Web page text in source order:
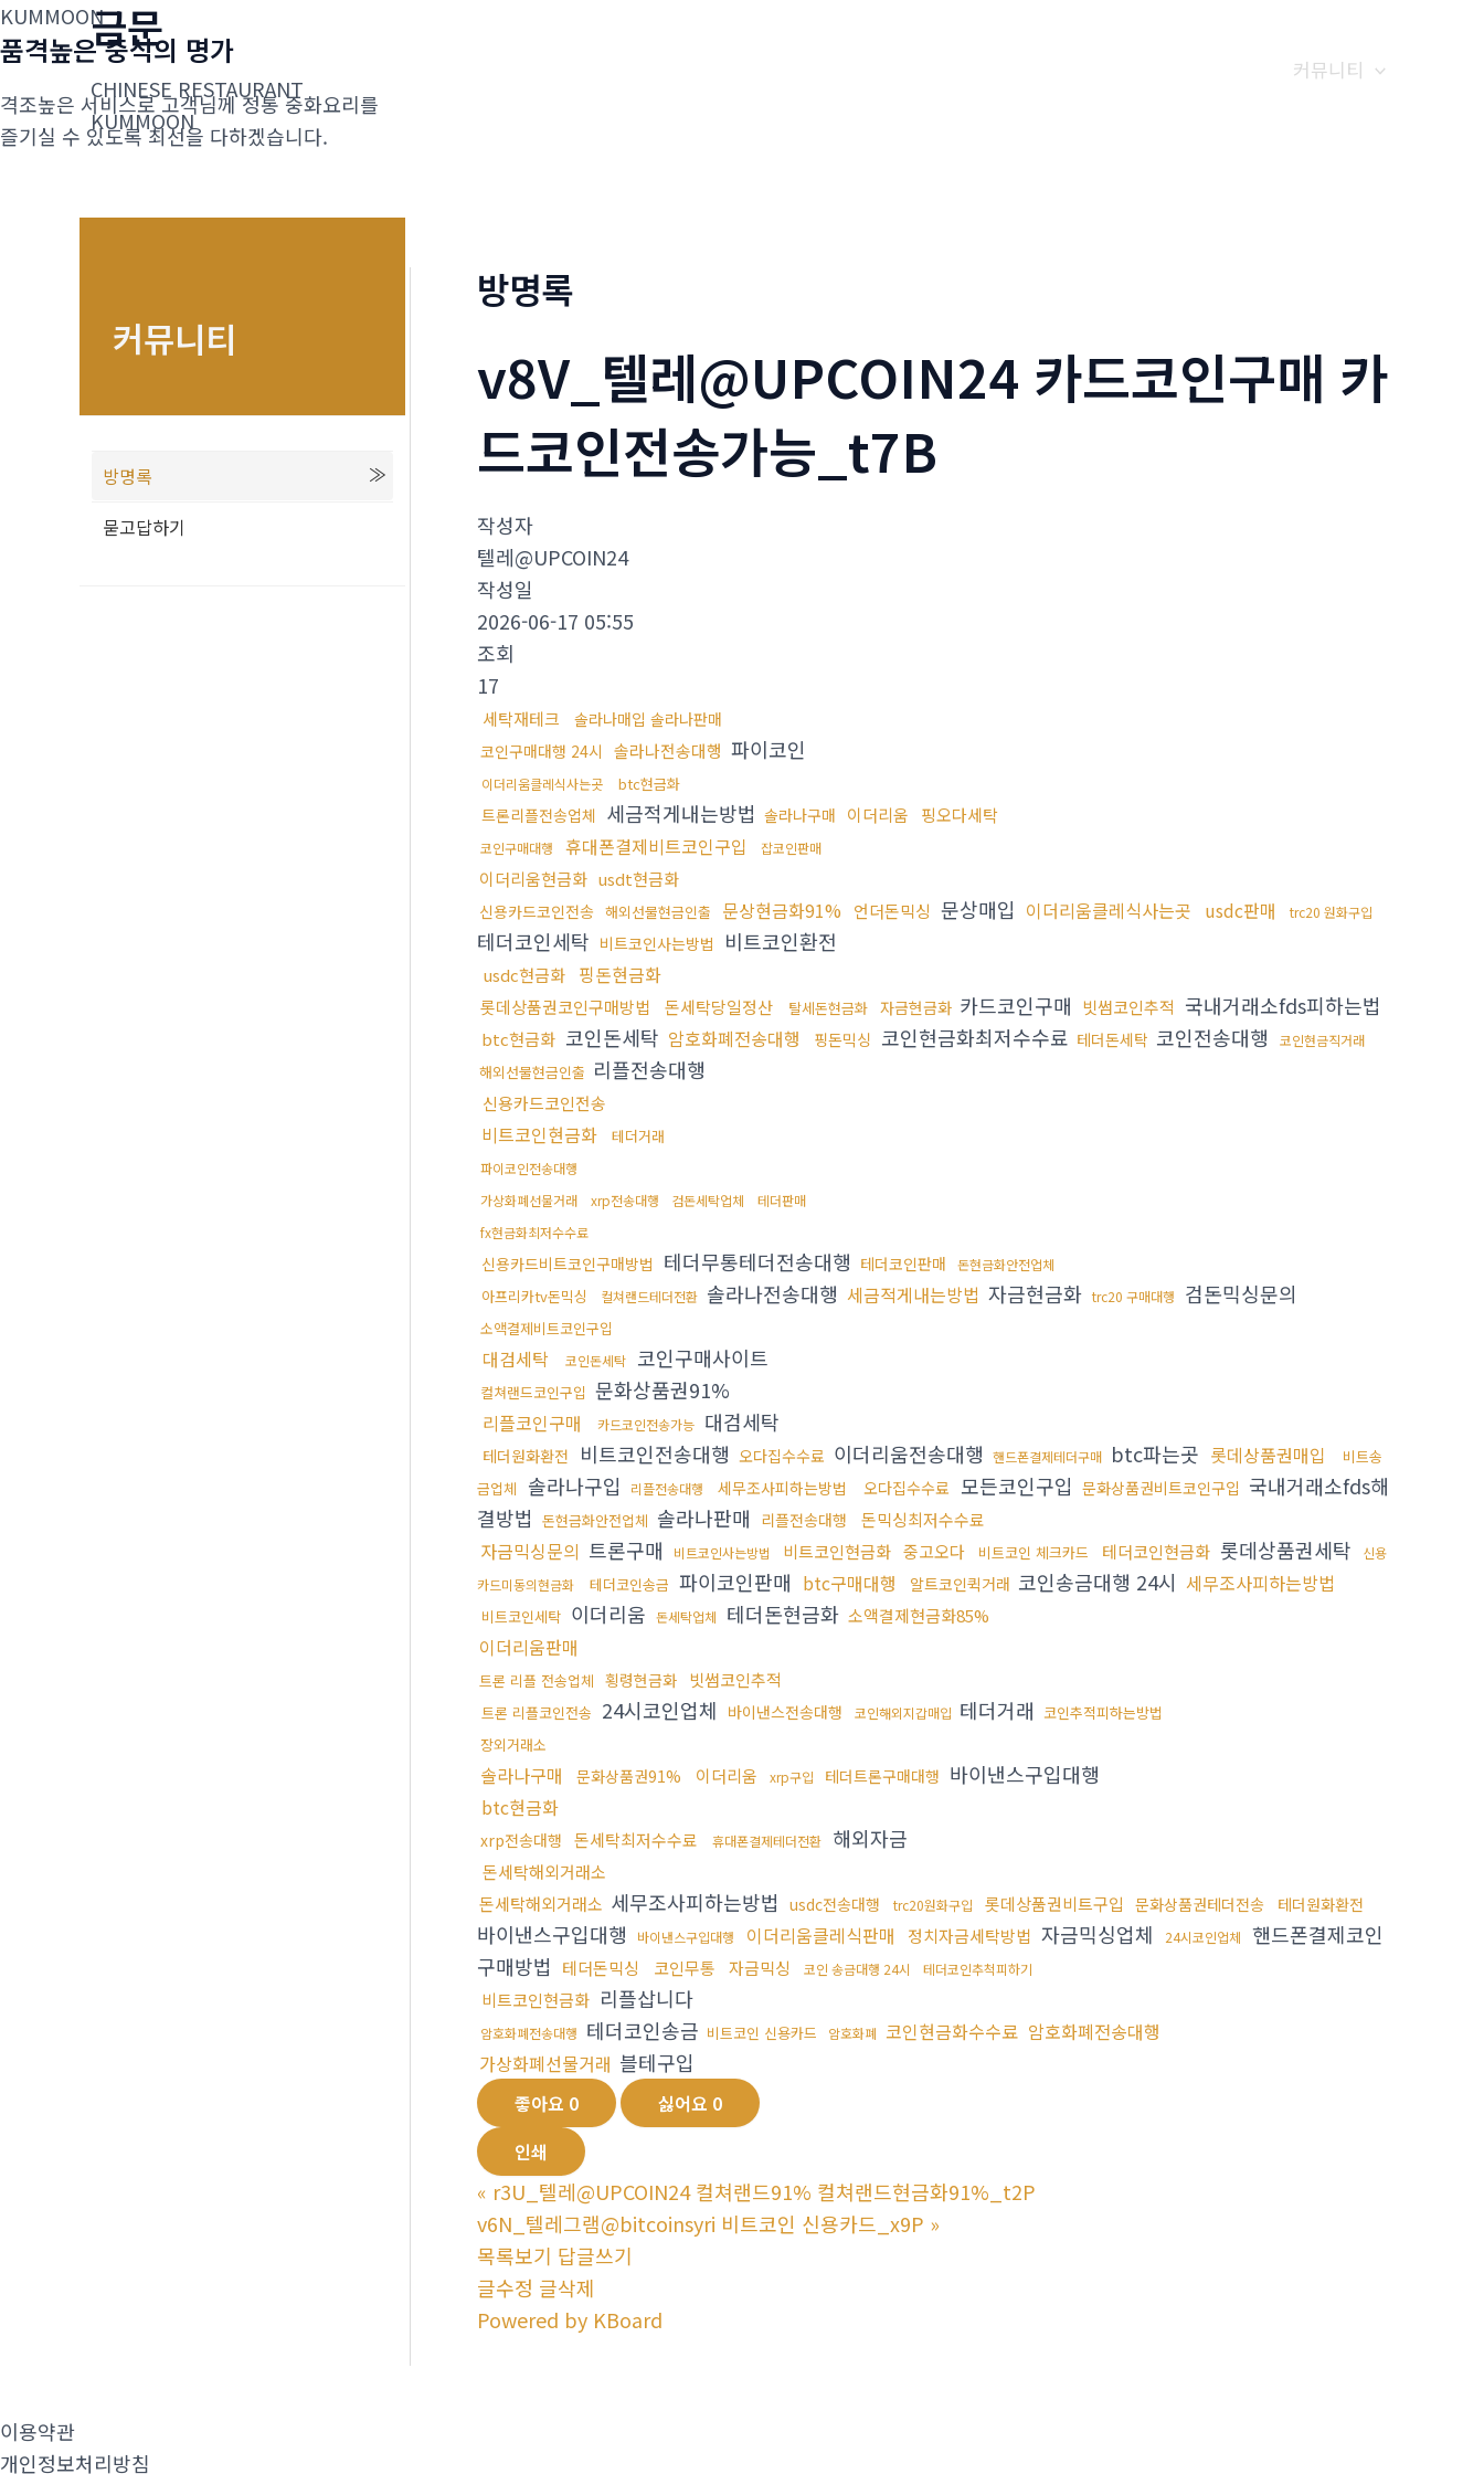
콘
텐
로
건
금문
CHINESE RESTAURANT
KUMMOON
커뮤니티
KUMMOON
품격높은 중식의 명가
격조높은 서비스로 고객님께 정통 중화요리를
즐기실 수 있도록 최선을 다하겠습니다.
커뮤니티
방명록
묻고답하기
방명록
v8V_텔레@UPCOIN24 카드코인구매 카
드코인전송가능_t7B
작성자
텔레@UPCOIN24
작성일
2026-06-17 05:55
조회
17
세탁재테크
솔라나매입 솔라나판매
코인구매대행 24시 솔라나전송대행 파이코인
이더리움클레식사는곳 btc현금화
트론리플전송업체 세금적게내는방법 솔라나구매 이더리움 핑오다세탁
코인구매대행 휴대폰결제비트코인구입 잡코인판매
이더리움현금화 usdt현금화
신용카드코인전송 해외선물현금인출 문상현금화91% 언더돈믹싱 문상매입 이더리움클레식사는곳 usdc판매 trc20 원화구입
테더코인세탁 비트코인사는방법 비트코인환전
usdc현금화 핑돈현금화
롯데상품권코인구매방법 돈세탁당일정산 탈세돈현금화 자금현금화 카드코인구매 빗썸코인추적 국내거래소fds피하는법
btc현금화 코인돈세탁 암호화폐전송대행 핑돈믹싱 코인현금화최저수수료 테더돈세탁 코인전송대행 코인현금직거래
해외선물현금인출 리플전송대행
신용카드코인전송
비트코인현금화 테더거래
파이코인전송대행
가상화폐선물거래
xrp전송대행 검돈세탁업체
테더판매
fx현금화최저수수료
신용카드비트코인구매방법 테더무통테더전송대행 테더코인판매 돈현금화안전업체
아프리카tv돈믹싱 컬쳐랜드테더전환 솔라나전송대행 세금적게내는방법 자금현금화 trc20 구매대행 검돈믹싱문의
소액결제비트코인구입
대검세탁 코인돈세탁 코인구매사이트
컬쳐랜드코인구입 문화상품권91%
리플코인구매 카드코인전송가능 대검세탁
테더원화환전 비트코인전송대행 오다집수수료 이더리움전송대행 핸드폰결제테더구매 btc파는곳 롯데상품권매입
비트송
금업체
솔라나구입 리플전송대행 세무조사피하는방법 오다집수수료 모든코인구입 문화상품권비트코인구입 국내거래소fds해
결방법 돈현금화안전업체 솔라나판매 리플전송대행 돈믹싱최저수수료
자금믹싱문의 트론구매 비트코인사는방법 비트코인현금화 중고오다 비트코인 체크카드 테더코인현금화 롯데상품권세탁
신용
카드미동의현금화
테더코인송금 파이코인판매 btc구매대행 알트코인퀵거래 코인송금대행 24시 세무조사피하는방법
비트코인세탁 이더리움 돈세탁업체 테더돈현금화 소액결제현금화85%
이더리움판매
트론 리플 전송업체 횡령현금화 빗썸코인추적
트론 리플코인전송 24시코인업체 바이낸스전송대행 코인해외지갑매입 테더거래 코인추적피하는방법
장외거래소
솔라나구매 문화상품권91% 이더리움 xrp구입 테더트론구매대행 바이낸스구입대행
btc현금화
xrp전송대행 돈세탁최저수수료 휴대폰결제테더전환 해외자금
돈세탁해외거래소
돈세탁해외거래소 세무조사피하는방법 usdc전송대행 trc20원화구입 롯데상품권비트구입 문화상품권테더전송 테더원화환전
바이낸스구입대행 바이낸스구입대행 이더리움클레식판매 정치자금세탁방법 자금믹싱업체 24시코인업체
핸드폰결제코인
구매방법
테더돈믹싱 코인무통 자금믹싱 코인 송금대행 24시 테더코인추척피하기
비트코인현금화 리플삽니다
암호화폐전송대행 테더코인송금 비트코인 신용카드 암호화폐 코인현금화수수료 암호화폐전송대행
가상화폐선물거래 블테구입
좋아요 0 싫어요 0
인쇄
« r3U_텔레@UPCOIN24 컬쳐랜드91% 컬쳐랜드현금화91%_t2P
v6N_텔레그램@bitcoinsyri 비트코인 신용카드_x9P »
목록보기 답글쓰기
글수정 글삭제
Powered by KBoard
이용약관
개인정보처리방침